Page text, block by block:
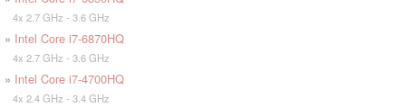
4x 2.7 GHz - 3.6 GHz
» Intel Core i7-6870HQ
4x 2.7 GHz - 3.6 GHz
» Intel Core i7-4700HQ
4x 2.4 GHz - 3.4 GHz